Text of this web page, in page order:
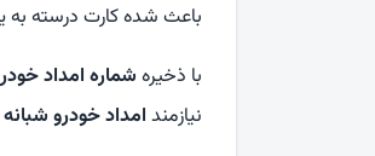
باعث شده کارت درسته به
با ذخیره شماره امداد
نیازمندامداد خودرو